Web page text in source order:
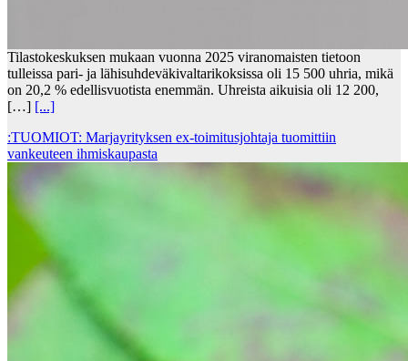
Tilastokeskuksen mukaan vuonna 2025 viranomaisten tietoon
tulleissa pari- ja lähisuhdeväkivaltarikoksissa oli 15 500 uhria, mikä
on 20,2 % edellisvuotista enemmän. Uhreista aikuisia oli 12 200,
[…] [...]
:TUOMIOT: Marjayrityksen ex-toimitusjohtaja tuomittiin
vankeuteen ihmiskaupasta